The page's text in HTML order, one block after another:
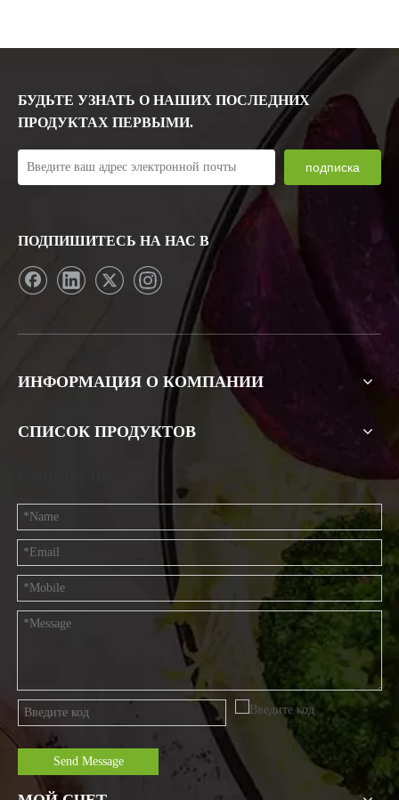
БУДЬТЕ УЗНАТЬ О НАШИХ ПОСЛЕДНИХ
ПРОДУКТАХ ПЕРВЫМИ.
подписка
ПОДПИШИТЕСЬ НА НАС В
ИНФОРМАЦИЯ О КОМПАНИИ
СПИСОК ПРОДУКТОВ
Send Message